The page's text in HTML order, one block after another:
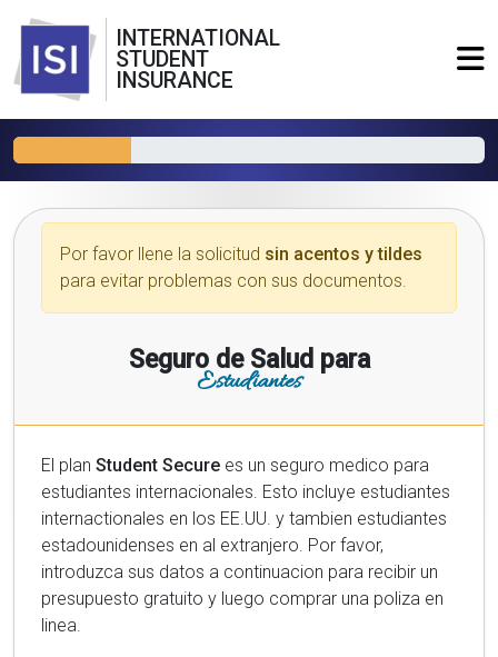
INTERNATIONAL
STUDENT
INSURANCE
Por favor llene la solicitud sin acentos y tildes
para evitar problemas con sus documentos.
Seguro de Salud para
Estudiantes
El plan Student Secure es un seguro medico para
estudiantes internacionales. Esto incluye estudiantes
internactionales en los EE.UU. y tambien estudiantes
estadounidenses en al extranjero. Por favor,
introduzca sus datos a continuacion para recibir un
presupuesto gratuito y luego comprar una poliza en
linea.